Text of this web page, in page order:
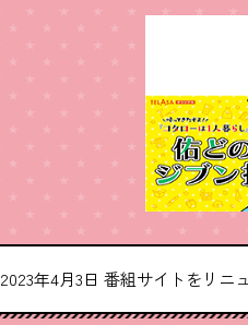
2023年4月3日 番組サイトをリニ